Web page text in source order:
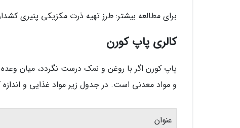
برای مطالعه بیشتر: طرز تهیه ذرت مکزیکی پنیری
کالری پاپ کورن
پاپ کورن اگر با روغن و نمک درست نگردد، میان
و مواد معدنی است. در جدول زیر مواد غذایی و اندازه کالری سه
عنوان